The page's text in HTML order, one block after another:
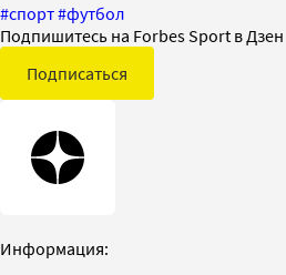
#спорт#футбол
Подпишитесь на Forbes Sport в Дзен
Подписаться
Информация: